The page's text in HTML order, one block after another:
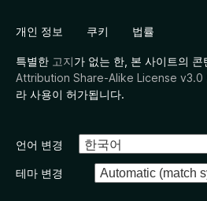
개인 정보 쿠키 법률
특별한 고지가 없는 한, 본 사이트의 콘
Attribution Share-Alike License v3.0
라 사용이 허가됩니다.
언어 변경
테마 변경